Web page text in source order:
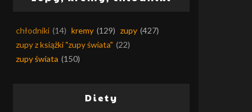
chłodniki (14) kremy (129) zupy (427)
zupy z książki "zupy świata" (22)
zupy świata (150)
Diety